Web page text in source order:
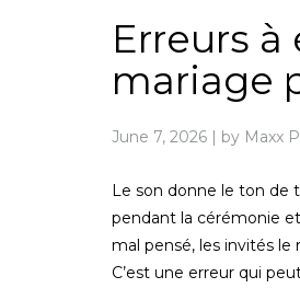
Erreurs
mariage
June 7, 2026 | by Maxx
Le son donne le ton de
pendant la cérémonie
mal pensé, les invités
C’est une erreur qui